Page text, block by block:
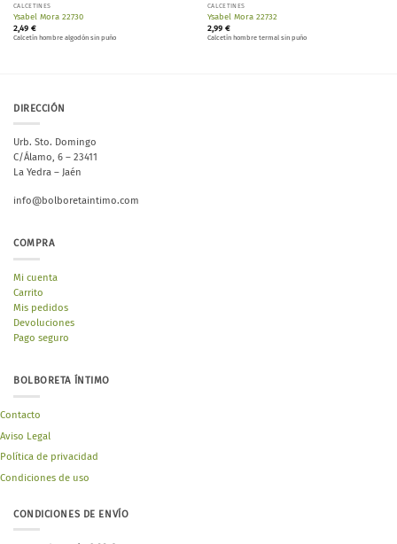
CALCETINES
Ysabel Mora 22730
2,49 €
Calcetín hombre algodón sin puño
CALCETINES
Ysabel Mora 22732
2,99 €
Calcetín hombre termal sin puño
DIRECCIÓN
Urb. Sto. Domingo
C/Álamo, 6 – 23411
La Yedra – Jaén
info@bolboretaintimo.com
COMPRA
Mi cuenta
Carrito
Mis pedidos
Devoluciones
Pago seguro
BOLBORETA ÍNTIMO
Contacto
Aviso Legal
Política de privacidad
Condiciones de uso
CONDICIONES DE ENVÍO